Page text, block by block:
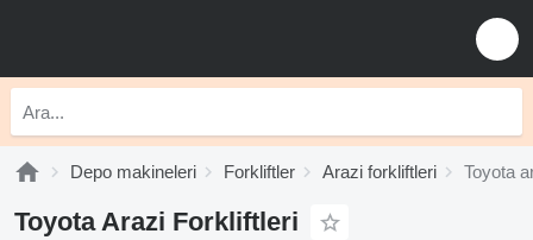
Depo makineleri Forkliftler Arazi forkliftleri Toyota
Toyota Arazi Forkliftleri